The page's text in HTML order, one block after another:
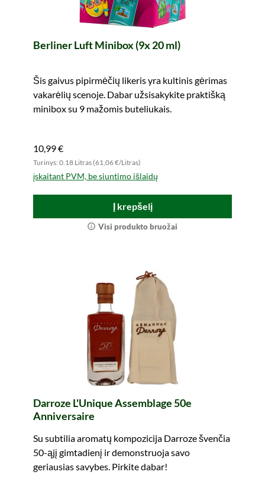
Berliner Luft Minibox (9x 20 ml)
Šis gaivus pipirmėčių likeris yra kultinis gėrimas
vakarėlių scenoje. Dabar užsisakykite praktišką
minibox su 9 mažomis buteliukais.
10,99 €
Turinys: 0.18 Litras (61,06 €/Litras)
įskaitant PVM, be siuntimo išlaidų
Į krepšelį
Visi produkto bruožai
Darroze L'Unique Assemblage 50e
Anniversaire
Su subtilia aromatų kompozicija Darroze švenčia
50-ąjį gimtadienį ir demonstruoja savo
geriausias savybes. Pirkite dabar!